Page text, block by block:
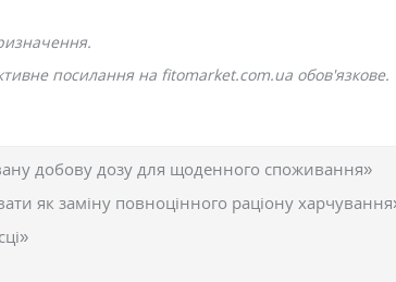
посилання на fitomarket.com.ua обов'язкове.
добову дозу для щоденного споживання»
як заміну повноцінного раціону